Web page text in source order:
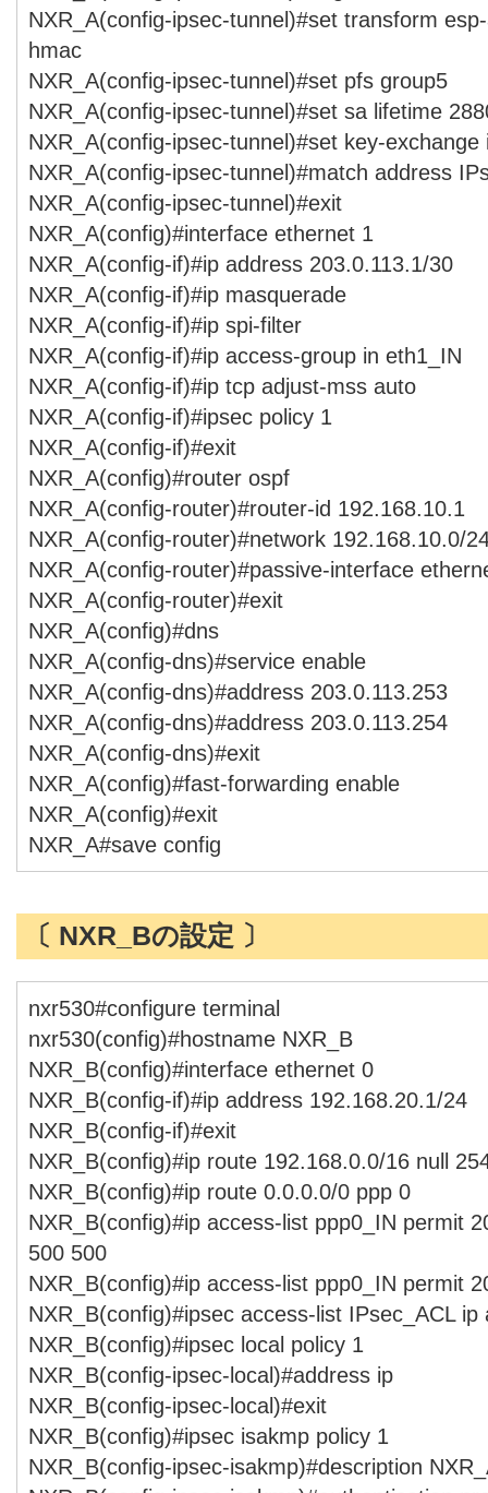
NXR_A(config-ipsec-tunnel)#set transform
hmac
NXR_A(config-ipsec-tunnel)#set pfs group5
NXR_A(config-ipsec-tunnel)#set sa lifetime
NXR_A(config-ipsec-tunnel)#set key-exchange
NXR_A(config-ipsec-tunnel)#match address
NXR_A(config-ipsec-tunnel)#exit
NXR_A(config)#interface ethernet 1
NXR_A(config-if)#ip address 203.0.113.1/30
NXR_A(config-if)#ip masquerade
NXR_A(config-if)#ip spi-filter
NXR_A(config-if)#ip access-group in eth1_IN
NXR_A(config-if)#ip tcp adjust-mss auto
NXR_A(config-if)#ipsec policy 1
NXR_A(config-if)#exit
NXR_A(config)#router ospf
NXR_A(config-router)#router-id 192.168.10.1
NXR_A(config-router)#network 192.168.10.0/
NXR_A(config-router)#passive-interface
NXR_A(config-router)#exit
NXR_A(config)#dns
NXR_A(config-dns)#service enable
NXR_A(config-dns)#address 203.0.113.253
NXR_A(config-dns)#address 203.0.113.254
NXR_A(config-dns)#exit
NXR_A(config)#fast-forwarding enable
NXR_A(config)#exit
NXR_A#save config
〔 NXR_Bの設定 〕
nxr530#configure terminal
nxr530(config)#hostname NXR_B
NXR_B(config)#interface ethernet 0
NXR_B(config-if)#ip address 192.168.20.1/24
NXR_B(config-if)#exit
NXR_B(config)#ip route 192.168.0.0/16 null
NXR_B(config)#ip route 0.0.0.0/0 ppp 0
NXR_B(config)#ip access-list ppp0_IN permit
500 500
NXR_B(config)#ip access-list ppp0_IN permit
NXR_B(config)#ipsec access-list IPsec_ACL ip
NXR_B(config)#ipsec local policy 1
NXR_B(config-ipsec-local)#address ip
NXR_B(config-ipsec-local)#exit
NXR_B(config)#ipsec isakmp policy 1
NXR_B(config-ipsec-isakmp)#description